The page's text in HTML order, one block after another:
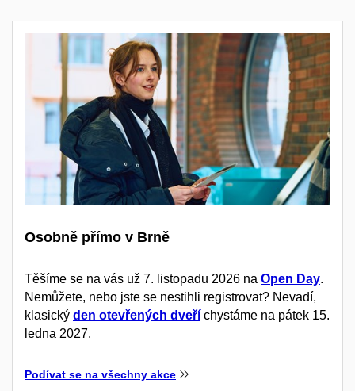
Osobně přímo v Brně
Těšíme se na vás už 7. listopadu 2026 na Open Day.
Nemůžete, nebo jste se nestihli registrovat? Nevadí,
klasický den otevřených dveří chystáme na pátek 15.
ledna 2027.
Podívat se na všechny akce